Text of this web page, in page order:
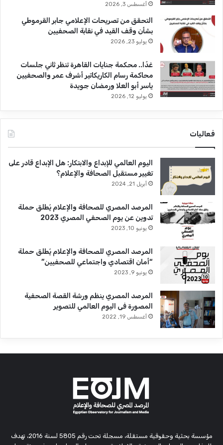
أغسطس 3, 2026
التحقق من تصريحات الإعلامي جابر القرموطي
بشأن وقف القيد في نقابة الصحفيين
يوليو 23, 2026
غدًا.. محكمة جنايات القاهرة تنظر ثاني جلسات
محاكمة رسام الكاريكاتير أشرف عمر والصحفيين
ياسر أبو العلا ورمضان جويدة
يوليو 12, 2026
فعاليات
اليوم العالمي للإبداع والابتكار: هل الإبداع قادر على
تغيير مستقبل الصحافة والإعلام؟
أبريل 21, 2024
المرصد المصري للصحافة والإعلام يُطلق حملة
تدوين عن يوم الصحفي المصري 2023
يونيو 10, 2023
المرصد المصري للصحافة والإعلام يُطلق حملة
“أمان اقتصادي واجتماعي للصحفيين”
يونيو 9, 2023
المرصد المصري ينظم ورشة القصة الصحفية
المصورة فى اليوم العالمي للتصوير
أغسطس 19, 2022
مؤسسة بحثية وحقوقية مستقلة، مسجلة تحت رقم 5805 لسنة 2016، تهدف